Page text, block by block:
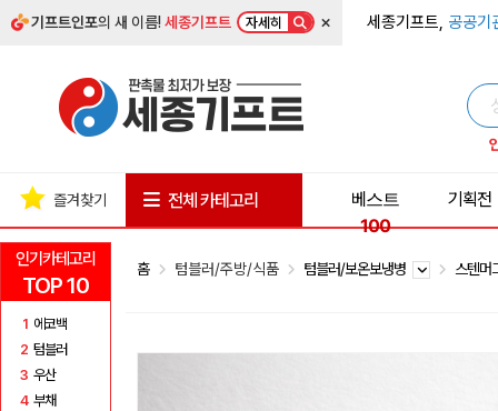
기프트인포의 새 이름!세종기프트 자세히 × 세종기프트, 공공기
인기카테고리
TOP 10
1 에코백
2 텀블러
3 우산
4 부채
즐겨찾기 전체 카테고리
베스트
100
기획전
홈 텀블러/주방/식품 텀블러/보온보냉병 스텐머